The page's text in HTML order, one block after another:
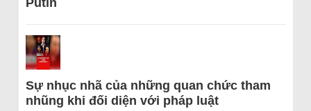
Putin
Sự nhục nhã của những quan chức tham
nhũng khi đối diện với pháp luật